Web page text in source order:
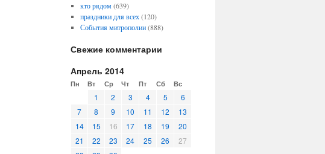
кто рядом(639)
праздники для всех(120)
События митрополии(888)
Свежие комментарии
Апрель 2014
Пн Вт Ср Чт Пт Сб Вс
1 2 3 4 5
6
7
8 9 10 11 12
13
14
15 16 17 18 19
20
21
22 23 24 25 26
27